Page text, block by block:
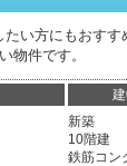
い方にもおす
物件です。
新築
10階建
鉄筋コン